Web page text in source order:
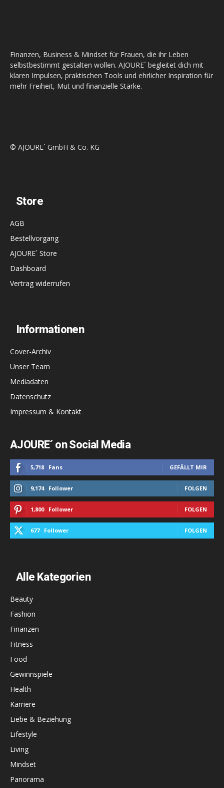
Finanzen, Business & Mindset für Frauen, die ihr Leben
selbstbestimmt gestalten wollen. AJOURE´ begleitet dich mit
klaren Impulsen, praktischen Tools und ehrlicher Inspiration für
mehr Freiheit, Mut und finanzielle Stärke.
© AJOURE´ GmbH & Co. KG
Store
AGB
Bestellvorgang
AJOURE´ Store
Dashboard
Vertrag widerrufen
Informationen
Cover-Archiv
Unser Team
Mediadaten
Datenschutz
Impressum & Kontakt
AJOURE´ on Social Media
5,718 Fans GEFÄLLT MIR
9,174 Follower FOLGEN
1,800 Follower FOLGEN
677 Follower FOLGEN
Alle Kategorien
Beauty
Fashion
Finanzen
Fitness
Food
Gewinnspiele
Health
Karriere
Liebe & Beziehung
Lifestyle
Living
Mindset
Panorama